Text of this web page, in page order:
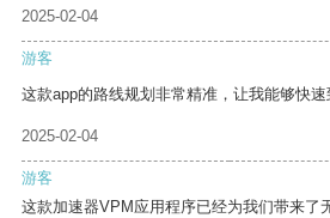
2025-02-04
游客
这款app的路线规划非常精准，让我能够快速
2025-02-04
游客
这款加速器VPM应用程序已经为我们带来了